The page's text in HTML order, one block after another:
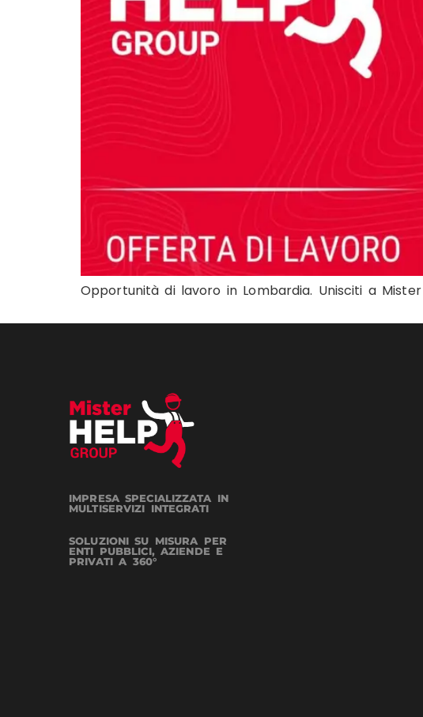
Opportunità di lavoro in Lombardia. Unisciti a
IMPRESA SPECIALIZZATA IN
MULTISERVIZI INTEGRATI
SOLUZIONI SU MISURA PER
ENTI PUBBLICI, AZIENDE E
PRIVATI A 360°